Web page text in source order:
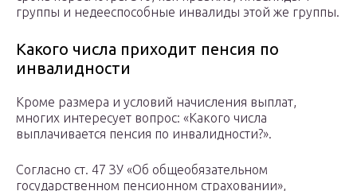
группы и недееспособные инвалиды этой же группы.
Какого числа приходит пенсия по
инвалидности
Кроме размера и условий начисления выплат,
многих интересует вопрос: «Какого числа
выплачивается пенсия по инвалидности?».
Согласно ст. 47 ЗУ «Об общеобязательном
государственном пенсионном страховании»,